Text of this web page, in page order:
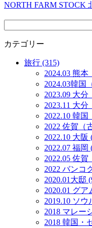
NORTH FARM STOCK
カテゴリー
旅行 (315)
2024.03 熊本
2024.03韓国
2023.09 大分
2023.11 大分
2022.10 韓
2022 佐賀（
2022.10 大阪
2022.07 福岡
2022.05 佐
2022 バンコ
2020.01大邸
2020.01 グア
2019.10 ソウ
2018 マレー
2018 韓国・